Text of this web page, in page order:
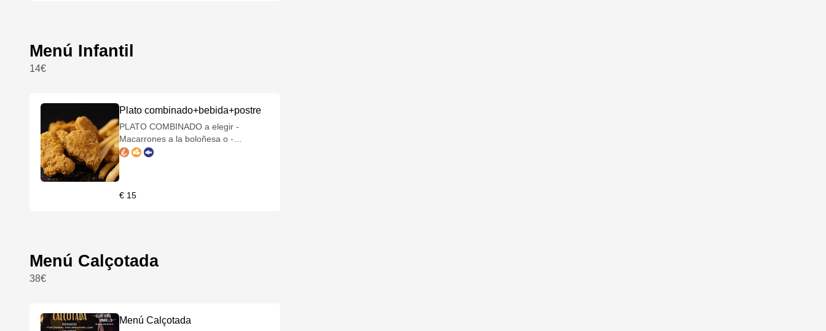
Blanco Rueda Verdejo Lagartijo
Menú Infantil
14€
Plato combinado+bebida+postre
PLATO COMBINADO a elegir -
Macarrones a la boloñesa o -
Salchichas con patatas fritas o -
combinar dos ingredientes, ejemplo:
€ 15
Menú Calçotada
38€
Menú Calçotada